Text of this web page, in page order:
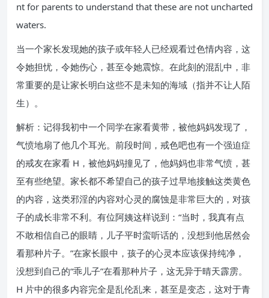
nt for parents to understand that these are not uncharted
waters.
当一个家长发现她的孩子或年轻人已经观看过色情内容，这
令她担忧，令她伤心，甚至令她震惊。在此刻的混乱中，非
常重要的是让家长明白这些不是未知的海域（指并不让人陌
生）。
解析：记得我初中一个同学在家看黄带，被他妈妈发现了，
气愤地扇了他几个耳光。前段时间，戒色吧也有一个强迫症
的戒友在家看 H，被他妈妈撞见了，他妈妈也非常气愤，甚
至有些绝望。家长都不希望自己的孩子过早地接触这类黄色
的内容，这类邪淫的内容对心灵的腐蚀是非常巨大的，对孩
子的成长非常不利。有位阿姨这样说到：“当时，我真有点
不敢相信自己的眼睛，儿子平时蛮听话的，没想到他居然会
看那种片子。”在家长眼中，孩子的心灵本应该保持纯净，
没想到自己的“乖儿子”在看那种片子，这无异于晴天霹雳。
H 片中的很多内容完全是乱伦乱来，甚至是变态，这对于青